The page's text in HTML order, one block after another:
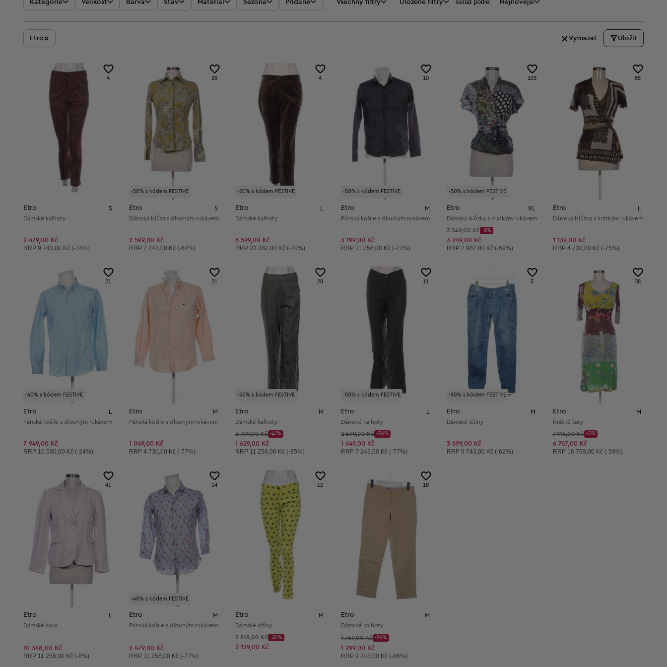
Kategorie Velikost Barva Stav Materiál Sezóna Přidané Akce Cena
Všechny filtry Uložené filtry seraď podle: Nejnovější
Etro× Vymazat Uložit
4
Etro S
Dámské kalhoty
2 479,00 Kč
Doporučená cena:
RRP 9 743,00 Kč (-74%)
-50% s kódem FESTIVE
26
Etro S
Dámská blůza s dlouhým rukávem
2 599,00 Kč
Doporučená cena:
RRP7 243,00 Kč (-64%)
-50% s kódem FESTIVE
4
Etro
Dámské kalhoty
6 599,00 Kč
Doporučená cena:
RRP 22 282,00 Kč (-70%)
-50% s kódem FESTIVE
10
Etro M
Pánská košile s dlouhým rukávem
3 199,00 Kč
Doporučená cena:
RRP 11 256,00 Kč (-71%)
-50% s kódem FESTIVE
103
Etro XL
Dámská blůzka s krátkým rukávem
Původní cena:
3 549,00 Kč
Discount Price:
-8%
Snížená cena:
3 249,00 Kč
Doporučená cena:
RRP7 987,00 Kč (-59%)
65
Etro
Dámská blůzka s krátkým rukávem
1 139,00 Kč
Doporučená cena:
RRP 4 730,00 Kč (-75%)
-40% s kódem FESTIVE
21
Etro
Pánská košile s dlouhým rukávem
7 949,00 Kč
Doporučená cena:
RRP 10 500,00 Kč (-24%)
21
Etro M
Pánská košile s dlouhým rukávem
1 069,00 Kč
Doporučená cena:
RRP4 730,00 Kč (-77%)
-50% s kódem FESTIVE
28
Etro M
Dámské kalhoty
Původní cena:
2 799,00 Kč
Discount Price:
-41%
Snížená cena:
1 629,00 Kč
Doporučená cena:
RRP 11 256,00 Kč (-85%)
-50% s kódem FESTIVE
11
Etro
Dámské kalhoty
Původní cena:
2 599,00 Kč
Discount Price:
-36%
Snížená cena:
1 649,00 Kč
Doporučená cena:
RRP 7 243,00 Kč (-77%)
-50% s kódem FESTIVE
5
Etro M
Dámské džíny
3 699,00 Kč
Doporučená cena:
RRP9 743,00 Kč (-62%)
38
Etro M
Krátké šaty
Původní cena:
7 116,00 Kč
Discount Price:
-5%
Snížená cena:
6 767,00 Kč
Doporučená cena:
RRP 16 769,00 Kč (-59%)
41
Etro
Dámské sako
10 348,00 Kč
Doporučená cena:
RRP 11 256,00 Kč (-8%)
-40% s kódem FESTIVE
14
Etro M
Pánská košile s dlouhým rukávem
2 479,00 Kč
Doporučená cena:
RRP 11 256,00 Kč (-77%)
12
Etro M
Dámské džíny
Původní cena:
2 818,00 Kč
Discount Price:
-24%
Snížená cena:
2 129,00 Kč
18
Etro M
Dámské kalhoty
Původní cena:
1 759,00 Kč
Discount Price:
-26%
Snížená cena:
1 299,00 Kč
Doporučená cena:
RRP 9 743,00 Kč (-86%)